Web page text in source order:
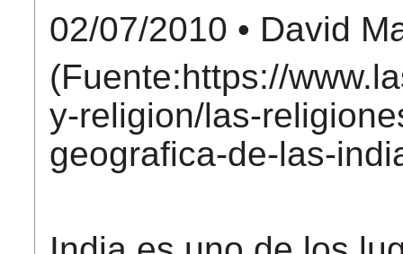
02/07/2010 • David
(Fuente:https://
y-religion/las-
geografica-de-las-